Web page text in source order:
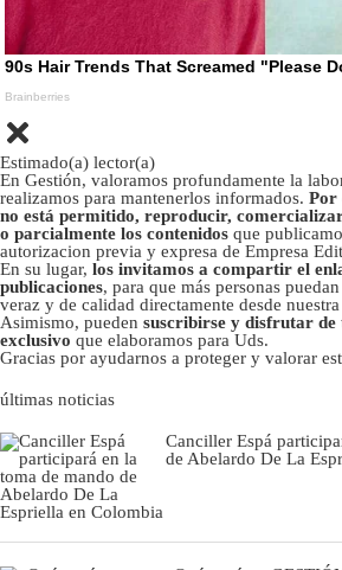
Estimado(a) lector(a)
En Gestión, valoramos profundamente la
realizamos para mantenerlos informados. Por
no está permitido, reproducir,
o parcialmente los contenidos que
autorizacion previa y expresa de Empresa
En su lugar, los invitamos a compartir el
publicaciones, para que más personas
veraz y de calidad directamente desde
Asimismo, pueden suscribirse y disfrutar de
exclusivo que elaboramos para Uds.
Gracias por ayudarnos a proteger y valorar
últimas noticias
Canciller Espá
de Abelardo De La